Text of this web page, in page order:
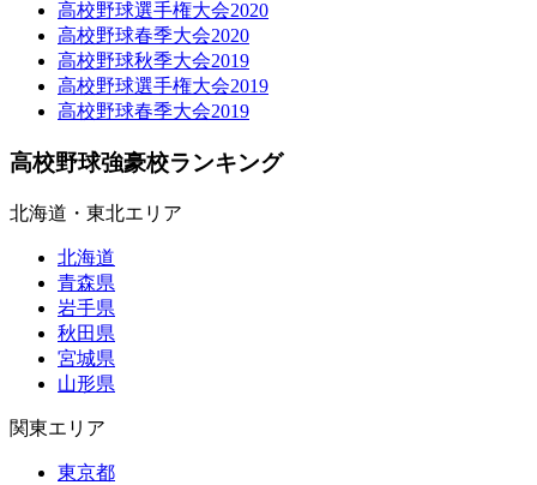
高校野球選手権大会2020
高校野球春季大会2020
高校野球秋季大会2019
高校野球選手権大会2019
高校野球春季大会2019
高校野球強豪校ランキング
北海道・東北エリア
北海道
青森県
岩手県
秋田県
宮城県
山形県
関東エリア
東京都